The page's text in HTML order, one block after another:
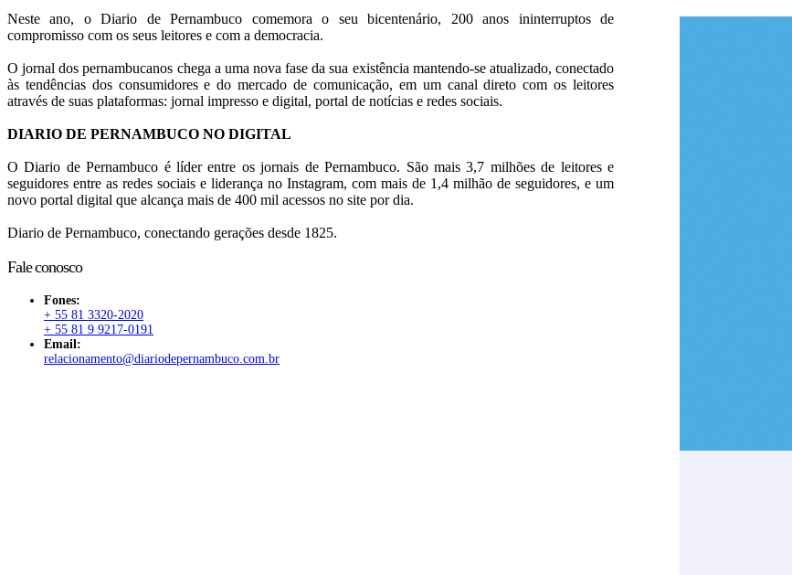
Neste ano, o Diario de Pernambuco comemora o seu bicentenário, 200 anos ininterruptos de
compromisso com os seus leitores e com a democracia.
O jornal dos pernambucanos chega a uma nova fase da sua existência mantendo-se atualizado, conectado
às tendências dos consumidores e do mercado de comunicação, em um canal direto com os leitores
através de suas plataformas: jornal impresso e digital, portal de notícias e redes sociais.
DIARIO DE PERNAMBUCO NO DIGITAL
O Diario de Pernambuco é líder entre os jornais de Pernambuco. São mais 3,7 milhões de leitores e
seguidores entre as redes sociais e liderança no Instagram, com mais de 1,4 milhão de seguidores, e um
novo portal digital que alcança mais de 400 mil acessos no site por dia.
Diario de Pernambuco, conectando gerações desde 1825.
Fale conosco
Fones:
+ 55 81 3320-2020
+ 55 81 9 9217-0191
Email:
relacionamento@diariodepernambuco.com.br